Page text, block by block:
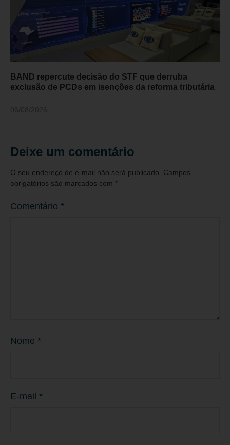
BAND repercute decisão do STF que derruba
exclusão de PCDs em isenções da reforma tributária
Deixe um comentário
O seu endereço de e-mail não será publicado.
Campos
obrigatórios são marcados com *
Comentário *
Nome *
E-mail *